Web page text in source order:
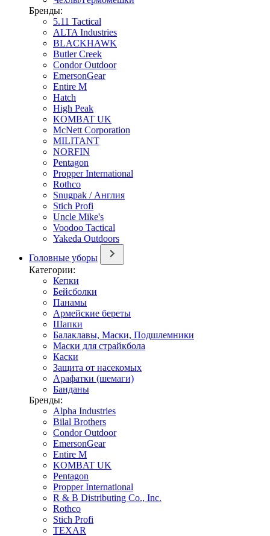
Бренды:
5.11 Tactical
ALTA Industries
BLACKHAWK
Butler Creek
Condor Outdoor
EmersonGear
Entire M
Hatch
High Peak
KOMBAT UK
McNett Corporation
MILITANT
NORFIN
Pentagon
Propper International
Rothco
Snugpak / Англия
Stich Profi
Uncle Mike's
Voodoo Tactical
Yakeda Outdoors
Головные уборы
Категории:
Кепки
Бейсболки
Панамы
Армейские береты
Шапки
Балаклавы, Маски, Подшлемники
Маски для страйкбола
Каски
Защита от насекомых
Арафатки (шемаги)
Банданы
Бренды:
Alpha Industries
Bilal Brothers
Condor Outdoor
EmersonGear
Entire M
KOMBAT UK
Pentagon
Propper International
R & B Distributing Co., Inc.
Rothco
Stich Profi
TEXAR